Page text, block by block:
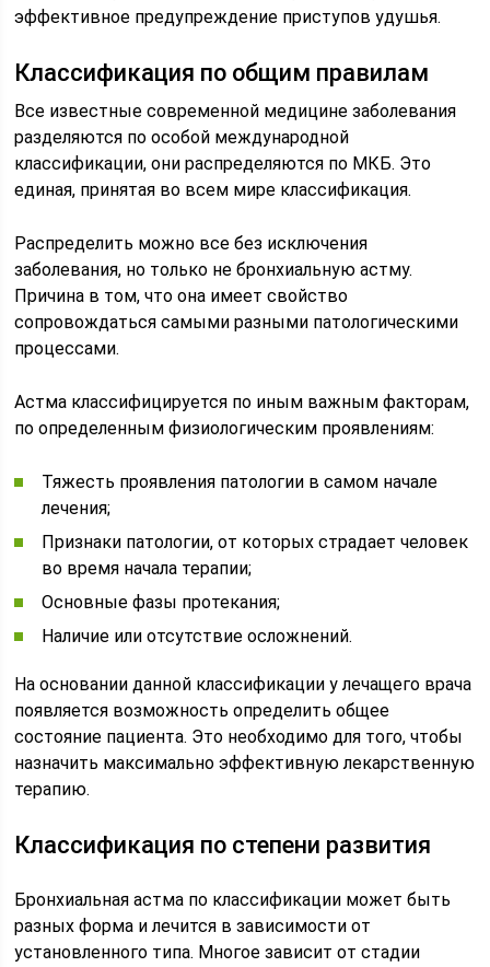
эффективное предупреждение приступов удушья.
Классификация по общим правилам
Все известные современной медицине заболевания
разделяются по особой международной
классификации, они распределяются по МКБ. Это
единая, принятая во всем мире классификация.
Распределить можно все без исключения
заболевания, но только не бронхиальную астму.
Причина в том, что она имеет свойство
сопровождаться самыми разными патологическими
процессами.
Астма классифицируется по иным важным факторам,
по определенным физиологическим проявлениям:
Тяжесть проявления патологии в самом начале
лечения;
Признаки патологии, от которых страдает человек
во время начала терапии;
Основные фазы протекания;
Наличие или отсутствие осложнений.
На основании данной классификации у лечащего врача
появляется возможность определить общее
состояние пациента. Это необходимо для того, чтобы
назначить максимально эффективную лекарственную
терапию.
Классификация по степени развития
Бронхиальная астма по классификации может быть
разных форма и лечится в зависимости от
установленного типа. Многое зависит от стадии